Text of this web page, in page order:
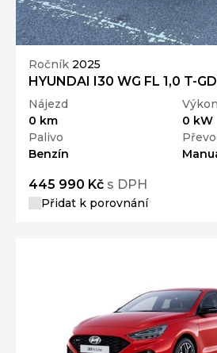
Ročník 2025
HYUNDAI I30 WG FL 1,0 T-
Nájezd
0 km
Výkon
0 kW
Palivo
Benzín
445 990 Kč s DPH
Přidat k porovnání